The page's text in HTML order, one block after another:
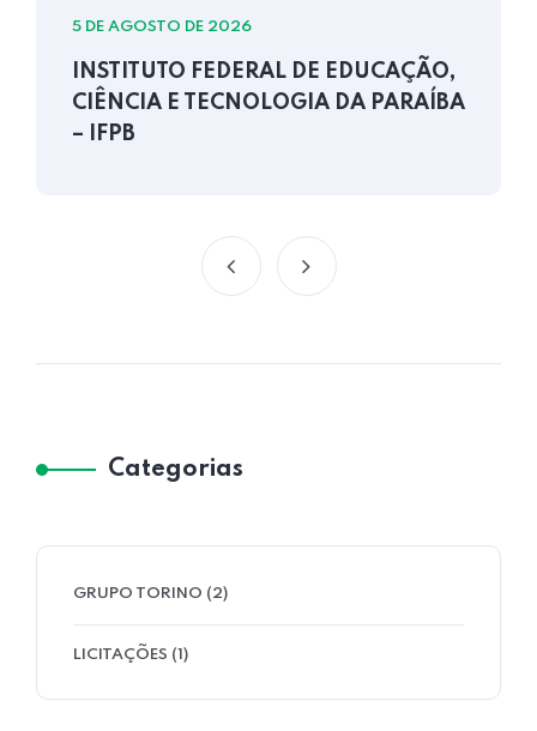
5 DE AGOSTO DE 2026
INSTITUTO FEDERAL DE EDUCAÇÃO,
CIÊNCIA E TECNOLOGIA DA PARAÍBA
– IFPB
Categorias
GRUPO TORINO (2)
LICITAÇÕES (1)